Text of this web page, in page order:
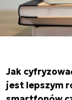
Jak
jest lepszym